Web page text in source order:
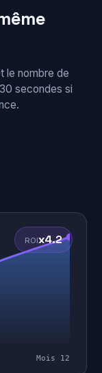
le nombre de
secondes si
ROIx4.2
Mois 12